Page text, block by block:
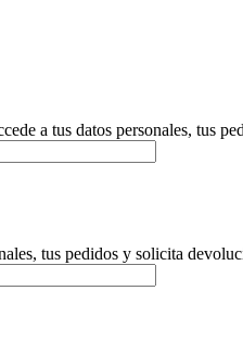
a tus datos personales, tus
tus pedidos y solicita